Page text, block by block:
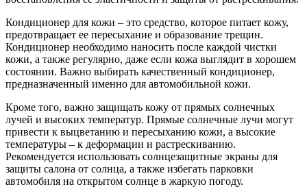
Кондиционер для кожи – это средство, которое питает кожу,
предотвращает ее пересыхание и образование трещин.
Кондиционер необходимо наносить после каждой чистки
кожи, а также регулярно, даже если кожа выглядит в хорошем
состоянии. Важно выбирать качественный кондиционер,
предназначенный именно для автомобильной кожи.
Кроме того, важно защищать кожу от прямых солнечных
лучей и высоких температур. Прямые солнечные лучи могут
привести к выцветанию и пересыханию кожи, а высокие
температуры – к деформации и растрескиванию.
Рекомендуется использовать солнцезащитные экраны для
защиты салона от солнца, а также избегать парковки
автомобиля на открытом солнце в жаркую погоду.